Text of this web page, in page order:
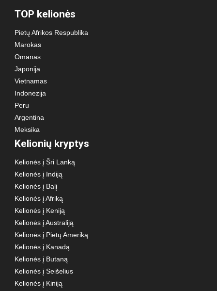
TOP kelionės
Pietų Afrikos Respublika
Marokas
Omanas
Japonija
Vietnamas
Indonezija
Peru
Argentina
Meksika
Kelionių kryptys
Kelionės į Šri Lanką
Kelionės į Indiją
Kelionės į Balį
Kelionės į Afriką
Kelionės į Keniją
Kelionės į Australiją
Kelionės į Pietų Ameriką
Kelionės į Kanadą
Kelionės į Butaną
Kelionės į Seišelius
Kelionės į Kiniją